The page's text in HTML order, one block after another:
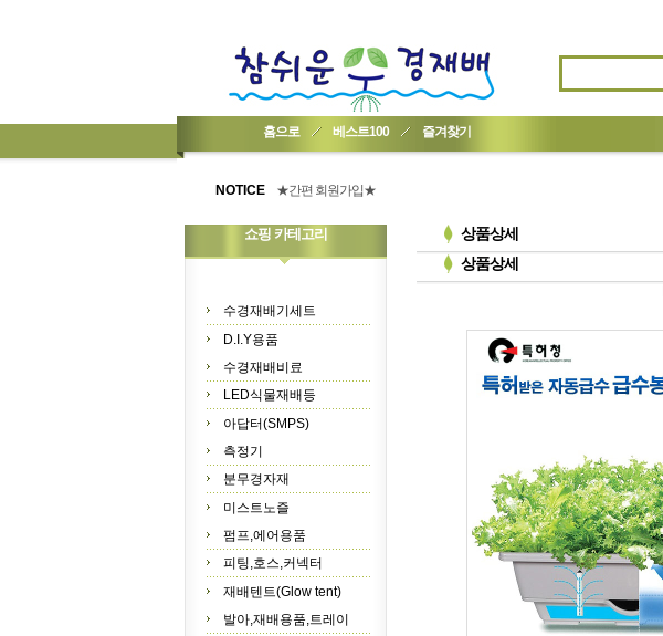
홈으로 베스트100 즐겨찾기
NOTICE
★기업회원가입 방법..
★간편 회원가입★
쇼핑 카테고리
수경재배기세트
D.I.Y용품
수경재배비료
LED식물재배등
아답터(SMPS)
측정기
분무경자재
미스트노즐
펌프,에어용품
피팅,호스,커넥터
재배텐트(Glow tent)
발아,재배용품,트레이
상품상세
상품상세